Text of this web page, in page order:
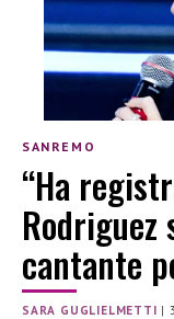
SANREMO
“Ha
Rodriguez
cantante
SARA GUGLIELMETTI |